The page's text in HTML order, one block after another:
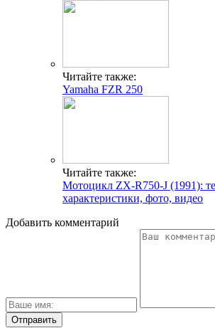
Читайте также:
Yamaha FZR 250
Читайте также:
Мотоцикл ZX-R750-J (1991):
характеристики, фото, видео
Добавить комментарий